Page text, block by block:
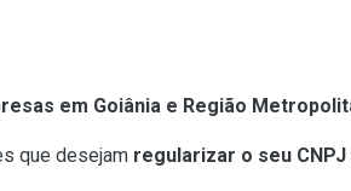
em Goiânia e Região
que desejam regularizar o seu CNPJ